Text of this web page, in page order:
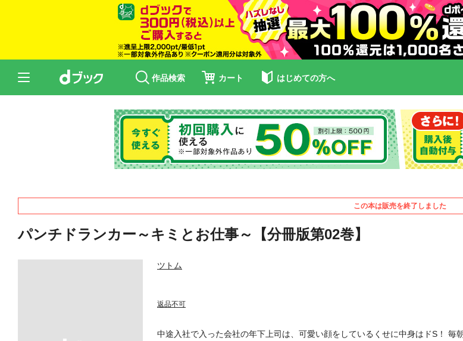
作品検索 カート はじめての方へ
この本は販売を終了しました
パンチドランカー～キミとお仕事～【分冊版第02巻】
ツトム
返品不可
中途入社で入った会社の年下上司は、可愛い顔をしているくせに中身はドS！ 毎